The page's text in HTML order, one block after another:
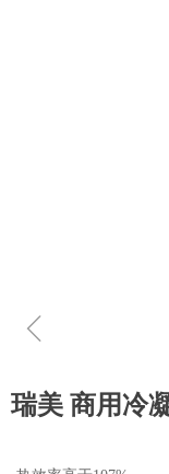
瑞美 商用冷
ꁆ